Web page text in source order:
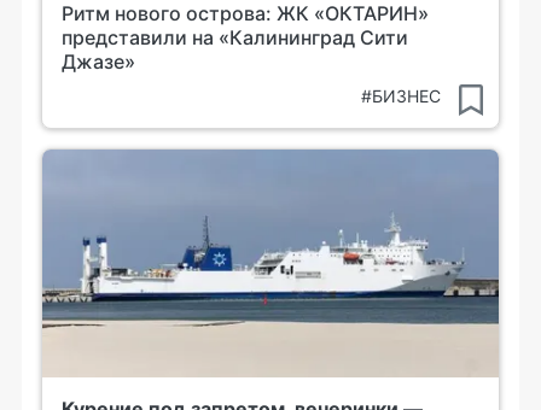
Ритм нового острова: ЖК «ОКТАРИН»
представили на «Калининград Сити
Джазе»
#БИЗНЕС